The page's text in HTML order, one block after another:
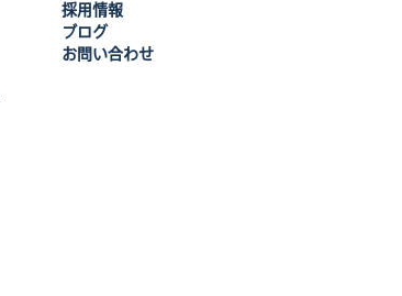
採用情報
ブログ
お問い合わせ